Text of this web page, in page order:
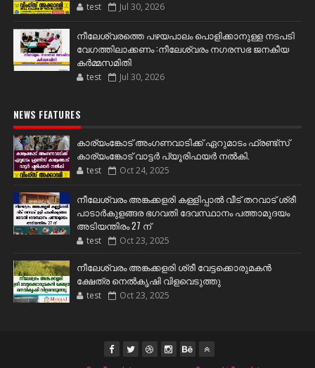
test Jul 30, 2026
നീലേശ്വരത്തെ പഴയപാലം പൊളിക്കാനുള്ള നടപടി
വേഗത്തിലാക്കണം :നീലേശ്വരം നഗരസഭ ജനകീയ
കർമ്മസമിതി
test Jul 30, 2026
NEWS FEATURES
കാര്യംങ്കോട് അംഗണവാടിക്ക് ഏറുമാടം ഫ്രണ്ട്സ്
കാര്യംങ്കോട് വാട്ടർ പ്യൂരിഫയർ നൽകി.
test Oct 24, 2025
നീലേശ്വരം അങ്കക്കളരി കള്ളിപ്പാൽ വീട് തറവാട് ശ്രീ
പാടാർകുളങ്ങര ഭഗവതി ദേവസ്ഥാനം പത്താമുദയം
അടിയന്തിരം 27 ന്
test Oct 23, 2025
നീലേശ്വരം അങ്കക്കളരി ശ്രീ വേട്ടക്കൊരുമകൻ
ക്ഷേത്ര നെൽകൃഷി വിളവെടുത്തു
test Oct 23, 2025